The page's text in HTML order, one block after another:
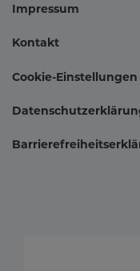
Impressum
Kontakt
Cookie-Einstellungen